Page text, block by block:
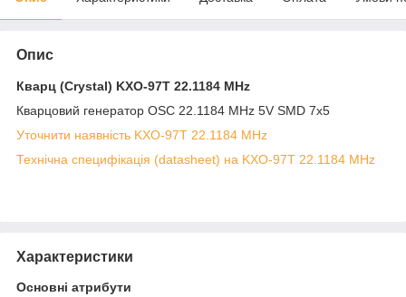
Опис
Кварц (Crystal) KXO-97T 22.1184 MHz
Кварцовий генератор OSC 22.1184 MHz 5V SMD 7x5
Уточнити наявність KXO-97T 22.1184 MHz
Технічна специфікація (datasheet) на KXO-97T 22.1184 MHz
Характеристики
Основні атрибути